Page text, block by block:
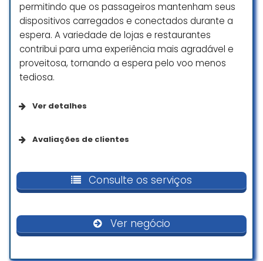
permitindo que os passageiros mantenham seus
dispositivos carregados e conectados durante a
espera. A variedade de lojas e restaurantes
contribui para uma experiência mais agradável e
proveitosa, tornando a espera pelo voo menos
tediosa.
Ver detalhes
Banheiro com acessibilidade para pessoas em
Avaliações de clientes
Mirian Costa Costa
Consulte os serviços
Ver negócio